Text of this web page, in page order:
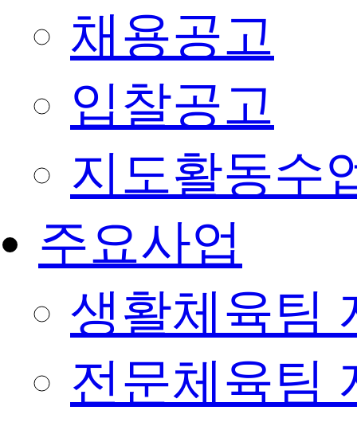
채용공고
입찰공고
지도활동수
주요사업
생활체육팀
전문체육팀